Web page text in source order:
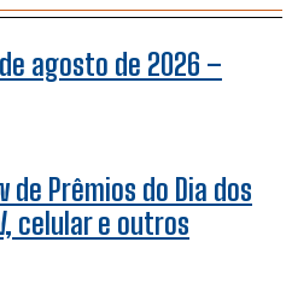
agosto de 2026 –
de Prêmios do Dia dos
celular e outros